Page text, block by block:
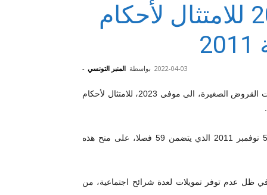
الصغيرة إلى موفى 2023 للامتثال لأحكام
بواسطة المنبر التونسي - 2022-04-03
أمهلت وزارة المالية، مجددا جمعيات القروض الصغيرة، الى موفى 2023، للامتثال لأحكام
وينص الفصل 58 من المرسوم عدد 117 لسنة 2011 المؤرخ في 5 نوفمبر 2011 الذي يتضمن 59 فصلا، على منح هذه
ظل عدم توفر تمويلات لعدة شرائح اجتماعية، من